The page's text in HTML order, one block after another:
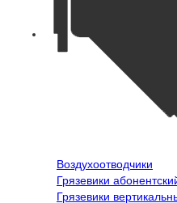
Воздухоотводчики
Грязевики
Грязевики